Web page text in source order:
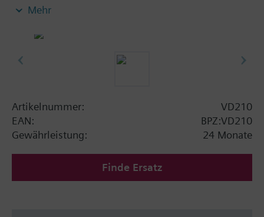
Die Ventile können mit den Siemens Antrieben und
Heizkörperreglern SSA.../STA../RT../REH.. betätigt
Mehr
Artikelnummer:
VD210
EAN:
BPZ:VD210
Gewährleistung:
24 Monate
Finde Ersatz